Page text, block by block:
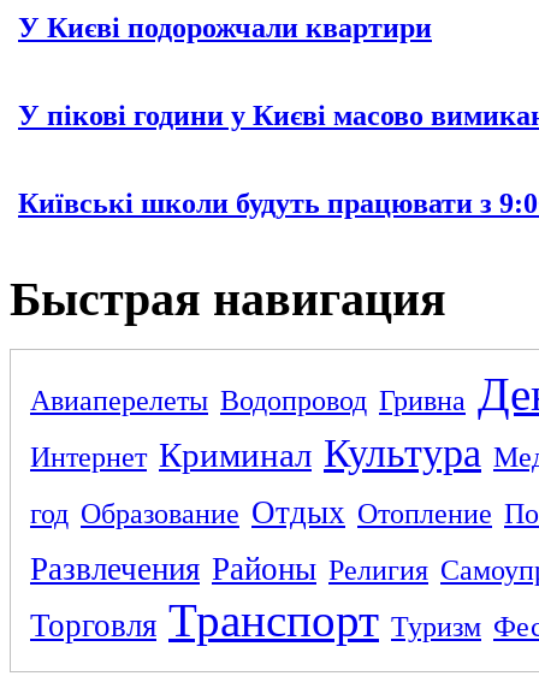
У Києві подорожчали квартири
У пікові години у Києві масово
Київські школи будуть працювати з
Быстрая навигация
Авиаперелеты Водопровод Гривна
Интернет Криминал Культура
год Образование Отдых Отопление
Развлечения Районы Религия
Торговля Транспорт Туризм